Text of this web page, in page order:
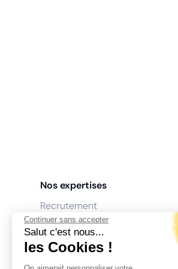
Continuer sans accepter
Salut c'est nous...
les Cookies !
Nos expertises
Recrutement
Formation
Coaching